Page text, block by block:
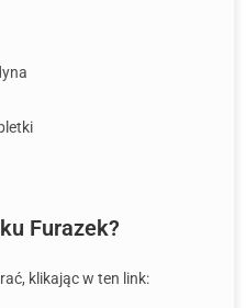
Furazek?
klikając w ten link: